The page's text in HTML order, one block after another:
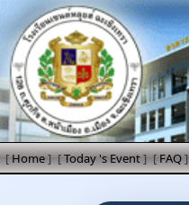
[Home] [Today 's Event] [FAQ]